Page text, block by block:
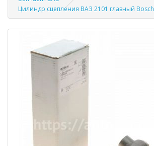
Цилиндр сцепления ВАЗ 2101 главный Bosch